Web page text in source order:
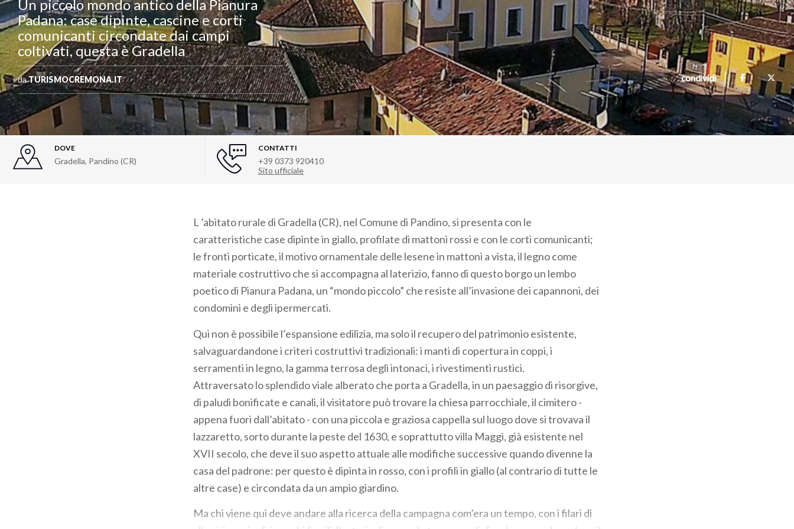
Un piccolo mondo antico della Pianura
Padana: case dipinte, cascine e corti
comunicanti circondate dai campi
coltivati, questa è Gradella
daTURISMOCREMONA.IT condividi
DOVE
Gradella, Pandino (CR)
CONTATTI
+39 0373 920410
Sito ufficiale
L ’abitato rurale di Gradella (CR), nel Comune di Pandino, si presenta con le
caratteristiche case dipinte in giallo, profilate di mattoni rossi e con le corti comunicanti;
le fronti porticate, il motivo ornamentale delle lesene in mattoni a vista, il legno come
materiale costruttivo che si accompagna al laterizio, fanno di questo borgo un lembo
poetico di Pianura Padana, un “mondo piccolo” che resiste all’invasione dei capannoni, dei
condomini e degli ipermercati.
Qui non è possibile l’espansione edilizia, ma solo il recupero del patrimonio esistente,
salvaguardandone i criteri costruttivi tradizionali: i manti di copertura in coppi, i
serramenti in legno, la gamma terrosa degli intonaci, i rivestimenti rustici.
Attraversato lo splendido viale alberato che porta a Gradella, in un paesaggio di risorgive,
di paludi bonificate e canali, il visitatore può trovare la chiesa parrocchiale, il cimitero -
appena fuori dall’abitato - con una piccola e graziosa cappella sul luogo dove si trovava il
lazzaretto, sorto durante la peste del 1630, e soprattutto villa Maggi, già esistente nel
XVII secolo, che deve il suo aspetto attuale alle modifiche successive quando divenne la
casa del padrone: per questo è dipinta in rosso, con i profili in giallo (al contrario di tutte le
altre case) e circondata da un ampio giardino.
Ma chi viene qui deve andare alla ricerca della campagna com’era un tempo, con i filari di